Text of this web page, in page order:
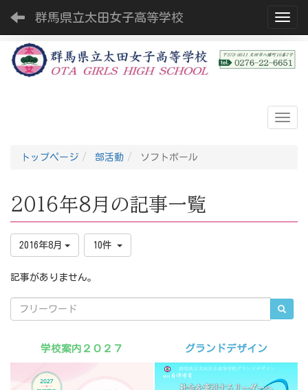
群馬県立太田女子高等学校
トップページ 部活動 ソフトボール
2016年8月の記事一覧
2016年8月 10件
記事がありません。
学校案内２０２７ グランドデザイン